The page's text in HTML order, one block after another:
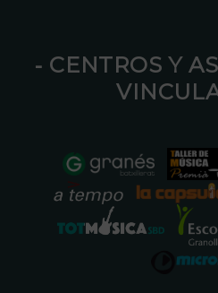
⁃ CENTROS Y